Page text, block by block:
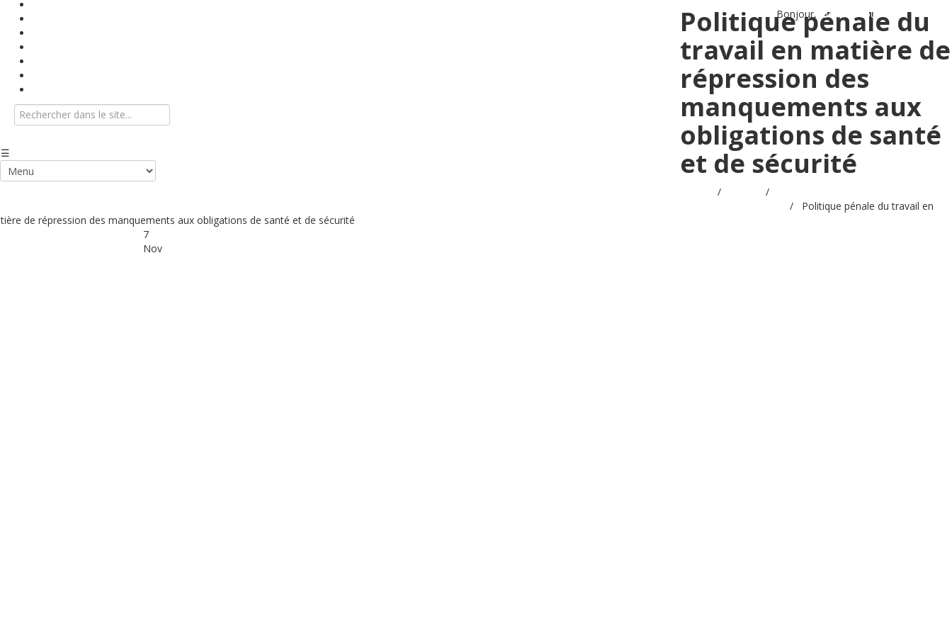
Bonjour, Identifiez-vous
Politique pénale du
travail en matière de
répression des
manquements aux
obligations de santé
et de sécurité
/ /
/ Politique pénale du travail en
de répression des manquements aux obligations de santé et de sécurité
7
Nov